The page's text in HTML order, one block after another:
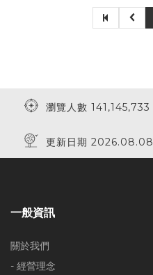
瀏覽人數 141,145,733
更新日期 2026.08.08
一般資訊
關於我們
- 經營理念